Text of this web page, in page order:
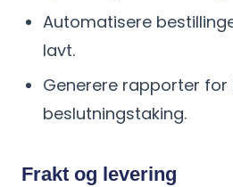
Automatisere
lavt.
Generere rapporter for
beslutningstaking.
Frakt og levering